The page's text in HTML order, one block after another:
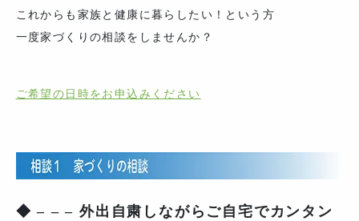
これからも家族と健康に暮らしたい！という方
一度家づくりの相談をしませんか？
ご希望の日時をお申込みください
◆ – – – 外出自粛しながらご自宅でカンタン